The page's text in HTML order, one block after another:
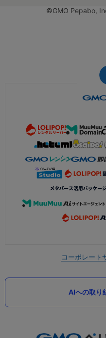
©GMO Pepabo,
コーポレート
AIへの取り